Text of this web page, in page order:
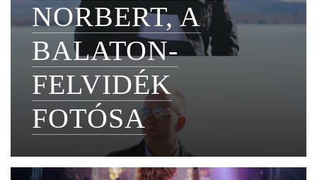
NORBERT, A
BALATON-
FELVIDÉK
FOTÓSA